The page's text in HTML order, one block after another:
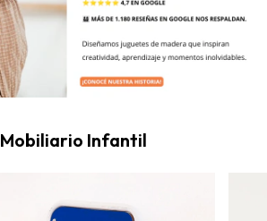
Mobiliario Infantil